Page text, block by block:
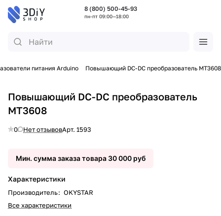
8 (800) 500-45-93
пн-пт 09:00—18:00
питания Arduino Повышающий DC-DC преобразователь MT3608
Повышающий DC-DC преобразователь
MT3608
0 Нет отзывовАрт. 1593
Мин. сумма заказа товара 30 000 руб
Характеристики
Производитель: OKYSTAR
Все характеристики